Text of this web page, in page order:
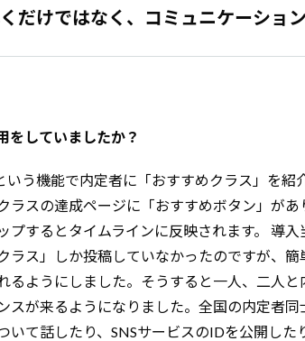
だけではなく、コミュニケーショ
をしていましたか？
いう機能で内定者に「おすすめクラス」を紹
ラスの達成ページに「おすすめボタン」があ
プするとタイムラインに反映されます。 導入
ラス」しか投稿していなかったのですが、簡
るようにしました。そうすると一人、二人と
スが来るようになりました。全国の内定者同
いて話したり、SNSサービスのIDを公開した